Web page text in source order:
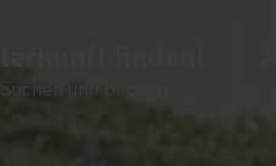
Suchen und buchen